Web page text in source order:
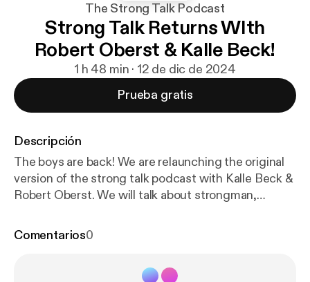
The Strong Talk Podcast
Strong Talk Returns WIth
Robert Oberst & Kalle Beck!
1 h 48 min · 12 de dic de 2024
Prueba gratis
Descripción
The boys are back! We are relaunching the original
version of the strong talk podcast with Kalle Beck &
Robert Oberst. We will talk about strongman,
Comentarios0